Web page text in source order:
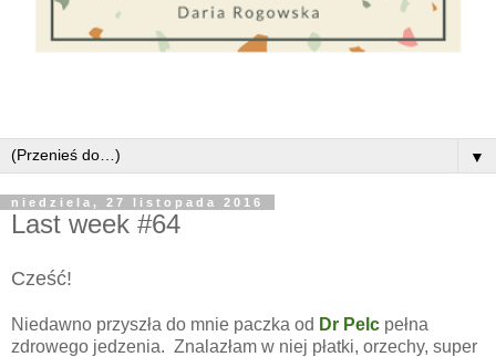
▼
niedziela, 27 listopada 2016
Last week #64
Cześć!
Niedawno przyszła do mnie paczka od Dr Pelc pełna
zdrowego jedzenia. Znalazłam w niej płatki, orzechy, super